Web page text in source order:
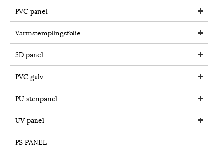
PVC panel
Varmstemplingsfolie
3D panel
PVC gulv
PU stenpanel
UV panel
PS PANEL